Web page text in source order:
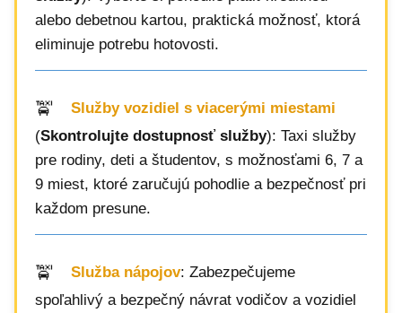
alebo debetnou kartou, praktická možnosť, ktorá
eliminuje potrebu hotovosti.
Služby vozidiel s viacerými miestami
(Skontrolujte dostupnosť služby): Taxi služby
pre rodiny, deti a študentov, s možnosťami 6, 7 a
9 miest, ktoré zaručujú pohodlie a bezpečnosť pri
každom presune.
Služba nápojov: Zabezpečujeme
spoľahlivý a bezpečný návrat vodičov a vozidiel